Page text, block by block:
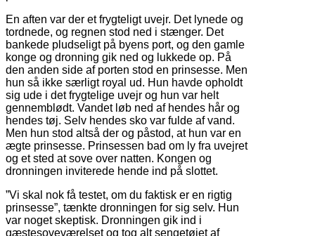
En aften var der et frygteligt uvejr. Det lynede og
tordnede, og regnen stod ned i stænger. Det
bankede pludseligt på byens port, og den gamle
konge og dronning gik ned og lukkede op. På
den anden side af porten stod en prinsesse. Men
hun så ikke særligt royal ud. Hun havde opholdt
sig ude i det frygtelige uvejr og hun var helt
gennemblødt. Vandet løb ned af hendes hår og
hendes tøj. Selv hendes sko var fulde af vand.
Men hun stod altså der og påstod, at hun var en
ægte prinsesse. Prinsessen bad om ly fra uvejret
og et sted at sove over natten. Kongen og
dronningen inviterede hende ind på slottet.
”Vi skal nok få testet, om du faktisk er en rigtig
prinsesse”, tænkte dronningen for sig selv. Hun
var noget skeptisk. Dronningen gik ind i
gæstesoveværelset og tog alt sengetøjet af